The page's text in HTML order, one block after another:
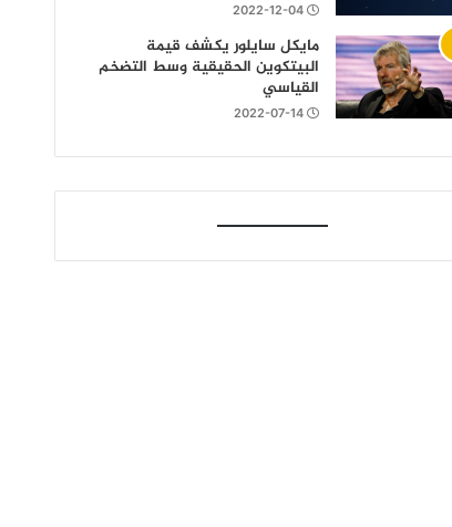
2022-12-04
مايكل سايلور يكشف قيمة
البيتكوين الحقيقية وسط التضخم
القياسي
2022-07-14